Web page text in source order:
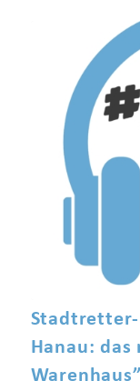
Stadtretter-
Hanau: das
Warenhaus”